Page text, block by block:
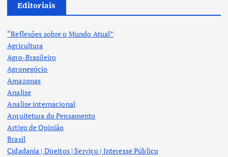
Editoriais
“Reflexões sobre o Mundo Atual”
Agricultura
Agro-Brasileiro
Agronegócio
Amazonas
Analise
Analise internacional
Arquitetura do Pensamento
Artigo de Opinião
Brasil
Cidadania | Direitos | Serviço | Interesse Público